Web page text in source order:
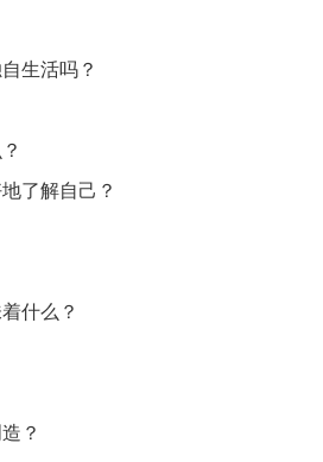
生活吗？
了解自己？
什么？
？